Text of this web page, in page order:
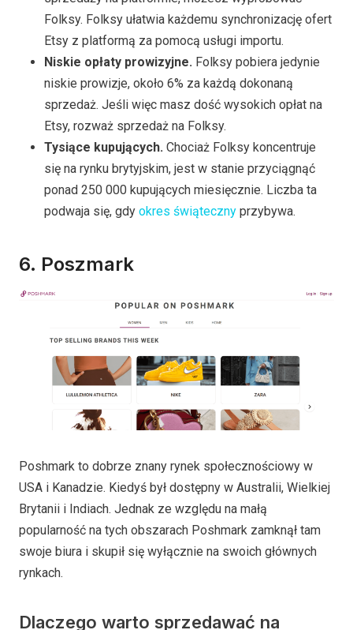
Folksy. Folksy ułatwia każdemu synchronizację ofert
Etsy z platformą za pomocą usługi importu.
Niskie opłaty prowizyjne. Folksy pobiera jedynie
niskie prowizje, około 6% za każdą dokonaną
sprzedaż. Jeśli więc masz dość wysokich opłat na
Etsy, rozważ sprzedaż na Folksy.
Tysiące kupujących. Chociaż Folksy koncentruje
się na rynku brytyjskim, jest w stanie przyciągnąć
ponad 250 000 kupujących miesięcznie. Liczba ta
podwaja się, gdy okres świąteczny przybywa.
6. Poszmark
Poshmark to dobrze znany rynek społecznościowy w
USA i Kanadzie. Kiedyś był dostępny w Australii, Wielkiej
Brytanii i Indiach. Jednak ze względu na małą
popularność na tych obszarach Poshmark zamknął tam
swoje biura i skupił się wyłącznie na swoich głównych
rynkach.
Dlaczego warto sprzedawać na